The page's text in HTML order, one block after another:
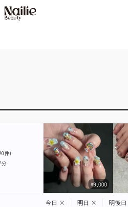
件)
分
¥9,000
今日 × 明日 × 明後日